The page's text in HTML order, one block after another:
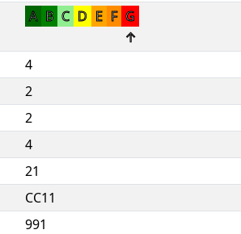
A B C D E F G
↑
4
2
2
4
21
CC11
991